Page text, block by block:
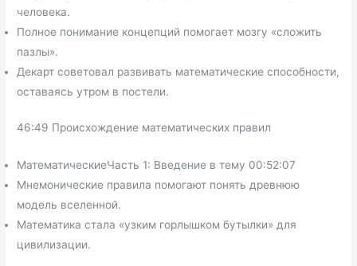
человека.
Полное понимание концепций помогает мозгу «сложить
пазлы».
Декарт советовал развивать математические способности,
оставаясь утром в постели.
46:49 Происхождение математических правил
МатематическиеЧасть 1: Введение в тему 00:52:07
Мнемонические правила помогают понять древнюю
модель вселенной.
Математика стала «узким горлышком бутылки» для
цивилизации.